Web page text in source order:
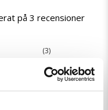
på 3 recensioner
3
0
0